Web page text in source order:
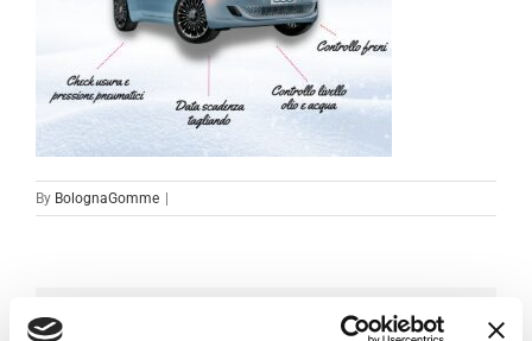
By BolognaGomme
Condividi sui social